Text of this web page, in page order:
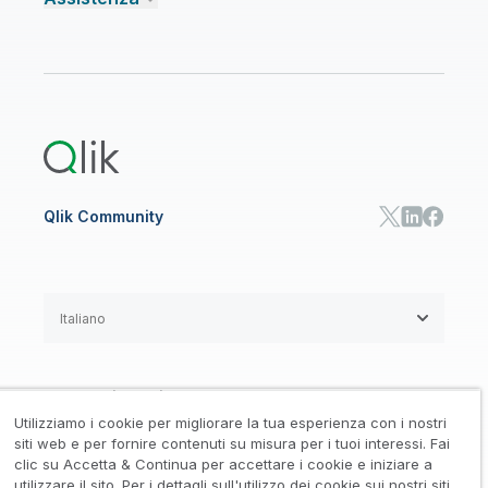
Qlik Cloud Analytics
Qlik Community
Accordi legali
Informativa su privacy e cookie /
Italiano
Utilizziamo i cookie per migliorare la tua esperienza con i nostri
siti web e per fornire contenuti su misura per i tuoi interessi. Fai
clic su Accetta & Continua per accettare i cookie e iniziare a
utilizzare il sito. Per i dettagli sull'utilizzo dei cookie sui nostri siti,